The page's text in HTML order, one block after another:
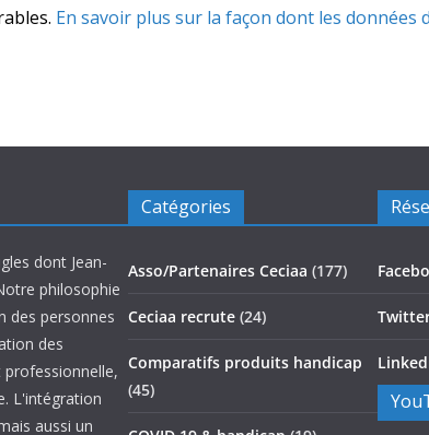
En savoir plus sur la façon dont les données
dont Jean-
philosophie
des personnes
des
professionnelle,
L'intégration
aussi un
Catégories
Asso/Partenaires Ceciaa (177)
Ceciaa recrute (24)
Comparatifs produits handicap
(45)